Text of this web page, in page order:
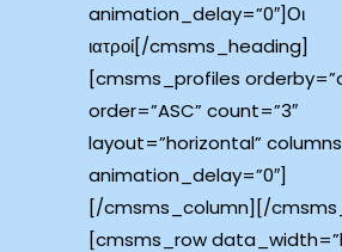
animation_delay=”0″]Οι
ιατροί[/cmsms_heading]
[cmsms_profiles
order=”ASC” count=”3″
layout=”horizontal”
animation_delay=”0″]
[/cmsms_column][/
[cmsms_row